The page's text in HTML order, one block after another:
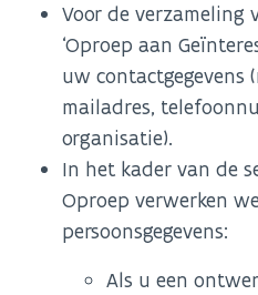
Voor de verzameling
‘Oproep aan
uw contactgegevens
mailadres,
organisatie).
In het kader van de
Oproep verwerken
persoonsgegevens:
Als u een